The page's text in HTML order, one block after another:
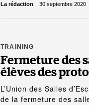
La rédaction 30 septembre 2020
TRAINING
Fermeture des
élèves des
L’Union des Salles
de la fermeture des